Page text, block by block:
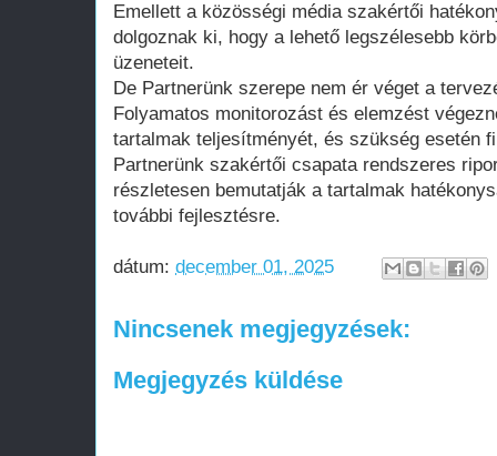
Emellett a közösségi média szakértői
dolgoznak ki, hogy a lehető legszélesebb
üzeneteit.
De Partnerünk szerepe nem ér véget a
Folyamatos monitorozást és elemzést
tartalmak teljesítményét, és szükség esetén
Partnerünk szakértői csapata rendszeres
részletesen bemutatják a tartalmak
további fejlesztésre.
dátum: december 01, 2025
Nincsenek megjegyzések:
Megjegyzés küldése